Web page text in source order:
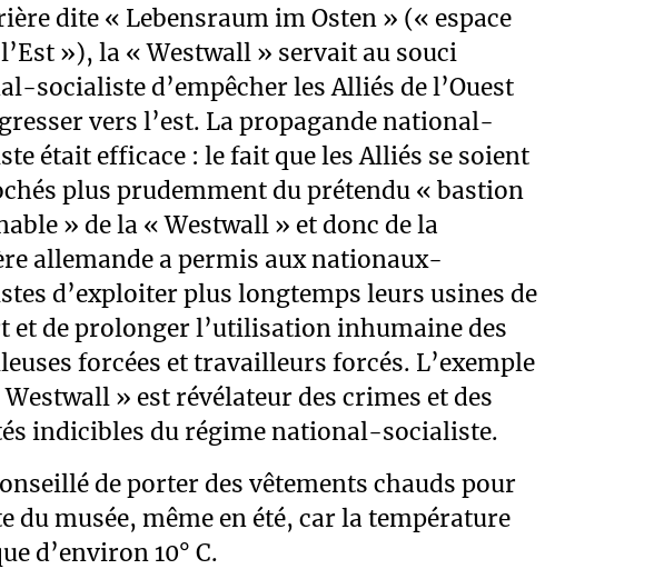
dite « Lebensraum im Osten » (« espace
»), la « Westwall » servait au souci
socialiste d’empêcher les Alliés de l’Ouest
vers l’est. La propagande national-
était efficace : le fait que les Alliés se soient
plus prudemment du prétendu « bastion
» de la « Westwall » et donc de la
allemande a permis aux nationaux-
d’exploiter plus longtemps leurs usines de
et de prolonger l’utilisation inhumaine des
forcées et travailleurs forcés. L’exemple
Westwall » est révélateur des crimes et des
indicibles du régime national-socialiste.
de porter des vêtements chauds pour
du musée, même en été, car la température
d’environ 10° C.